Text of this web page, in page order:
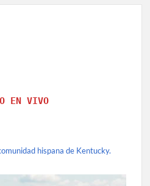
EN VIVO
hispana de Kentucky.